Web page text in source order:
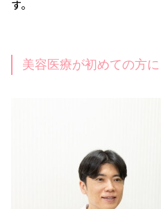
す。
美容医療が初めての方